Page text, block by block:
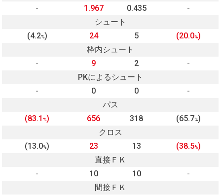
-
1.967 0.435
-
シュート
(4.2%) 24 5 (20.0%)
枠内シュート
-
9 2
-
PKによるシュート
-
0 0
-
パス
(83.1%) 656 318 (65.7%)
クロス
(13.0%) 23 13 (38.5%)
直接ＦＫ
-
10 10
-
間接ＦＫ